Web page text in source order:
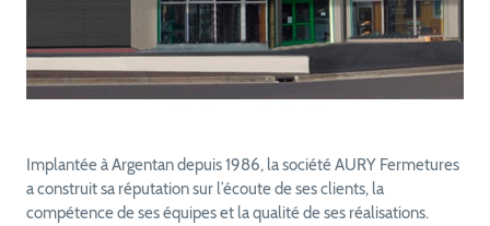
Implantée à Argentan depuis 1986, la société AURY Fermetures
a construit sa réputation sur l’écoute de ses clients, la
compétence de ses équipes et la qualité de ses réalisations.